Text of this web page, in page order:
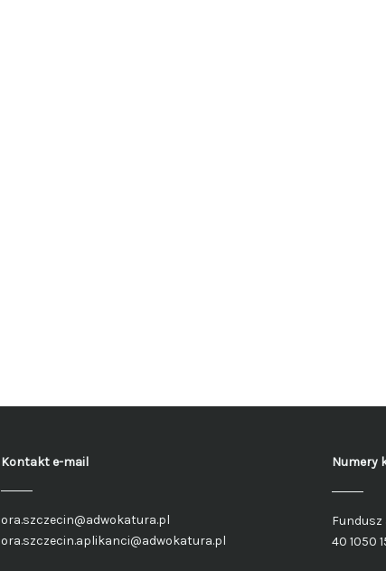
Kontakt e-mail
ora.szczecin@adwokatura.pl
ora.szczecin.aplikanci@adwokatura.pl
Numery
40 1050